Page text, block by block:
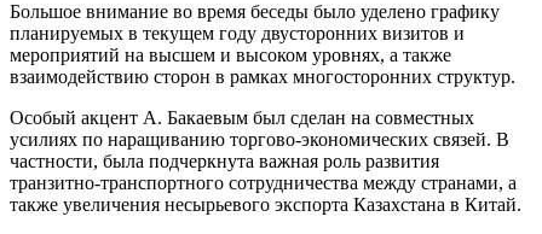
Большое внимание во время беседы было уделено графику
планируемых в текущем году двусторонних визитов и
мероприятий на высшем и высоком уровнях, а также
взаимодействию сторон в рамках многосторонних структур.
Особый акцент А. Бакаевым был сделан на совместных
усилиях по наращиванию торгово-экономических связей. В
частности, была подчеркнута важная роль развития
транзитно-транспортного сотрудничества между странами, а
также увеличения несырьевого экспорта Казахстана в Китай.